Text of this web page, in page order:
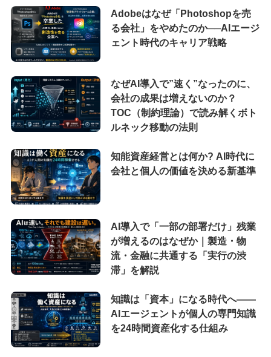
Adobeはなぜ「Photoshopを売
る会社」をやめたのか──AIエージ
ェント時代のキャリア戦略
なぜAI導入で”速く”なったのに、
会社の成果は増えないのか？
TOC（制約理論）で読み解くボト
ルネック移動の法則
知能資産経営とは何か? AI時代に
会社と個人の価値を決める新基準
AI導入で「一部の部署だけ」残業
が増えるのはなぜか｜製造・物
流・金融に共通する「実行の渋
滞」を解説
知識は「資本」になる時代へ——
AIエージェントが個人の専門知識
を24時間資産化する仕組み